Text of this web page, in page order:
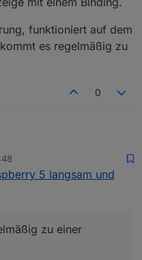
funktioniert auf dem
es regelmäßig zu
0
lediglich ein Bild fast
geteilt wird, eine Seite
und die andere Ansicht
und eine Tabelle. Im
Raspi kommt es
5 langsam und
zu einer